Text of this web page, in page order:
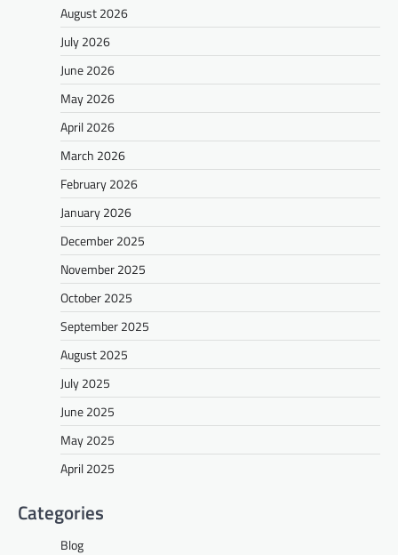
August 2026
July 2026
June 2026
May 2026
April 2026
March 2026
February 2026
January 2026
December 2025
November 2025
October 2025
September 2025
August 2025
July 2025
June 2025
May 2025
April 2025
Categories
Blog